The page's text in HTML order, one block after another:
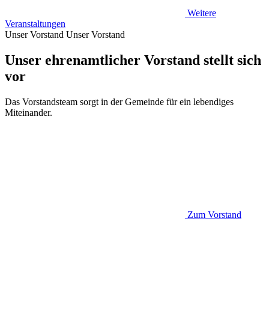
Weitere
Veranstaltungen
Unser Vorstand Unser Vorstand
Unser ehrenamtlicher Vorstand stellt sich
vor
Das Vorstandsteam sorgt in der Gemeinde für ein lebendiges
Miteinander.
Zum Vorstand